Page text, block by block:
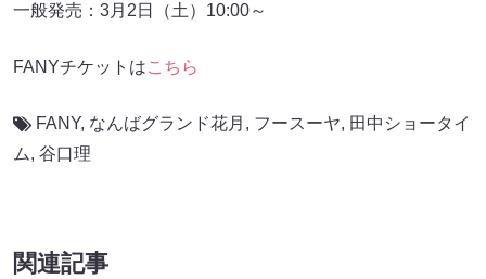
一般発売：3月2日（土）10:00～
FANYチケットはこちら
FANY, なんばグランド花月 , フースーヤ, 田中ショータイ
ム, 谷口理
関連記事